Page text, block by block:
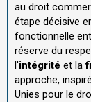
au droit
étape décisive
fonctionnelle
réserve du
l'intégrité et la
approche,
Unies pour le